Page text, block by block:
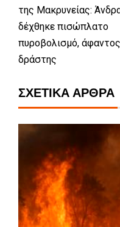
της Μακρυνείας:
δέχθηκε πισώπλατο
πυροβολισμό,
δράστης
ΣΧΕΤΙΚΆ ΆΡΘΡΑ